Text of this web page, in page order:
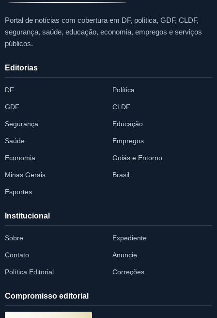
Portal de notícias com cobertura em DF, política, GDF, CLDF,
segurança, saúde, educação, economia, empregos e serviços
públicos.
Editorias
DF Política
GDF CLDF
Segurança Educação
Saúde Empregos
Economia Goiás e Entorno
Minas Gerais Brasil
Esportes
Institucional
Sobre Expediente
Contato Anuncie
Política Editorial Correções
Compromisso editorial